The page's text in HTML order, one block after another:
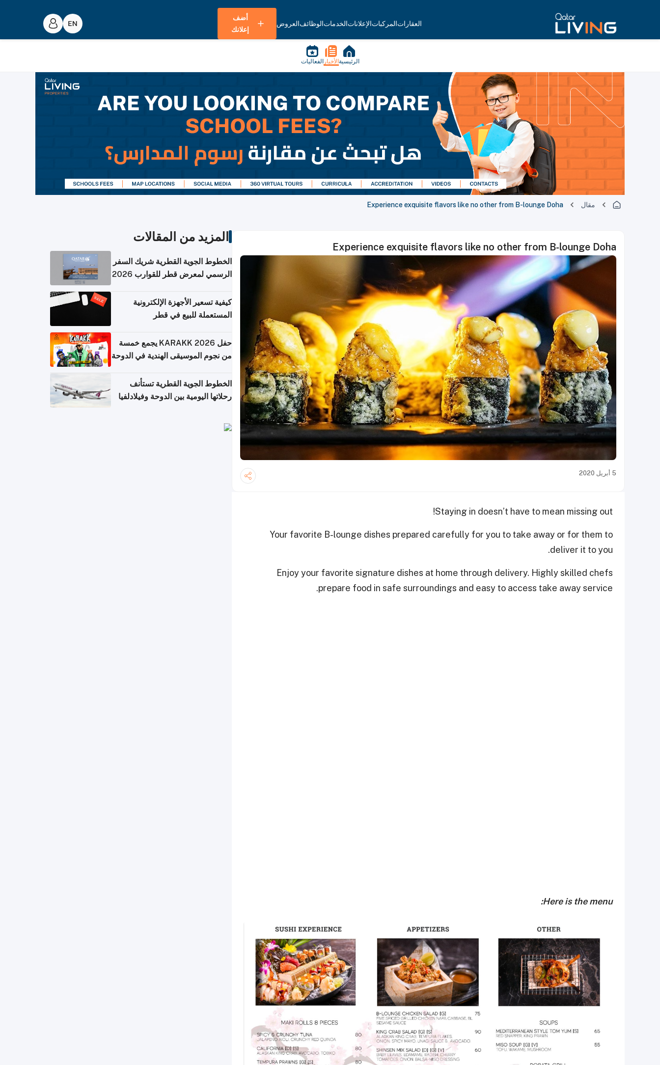
العقاراتالمركباتالإعلاناتالخدماتالوظائفالعروض
أضف
إعلانك
الرئيسية الأخبار الفعاليات
مقال Experience exquisite flavors like no other from B-lounge Doha
Experience exquisite flavors like no other from B-lounge Doha
5 أبريل 2020
Staying in doesn’t have to mean missing out!
Your favorite B-lounge dishes prepared carefully for you to take away or for them to
deliver it to you.
Enjoy your favorite signature dishes at home through delivery. Highly skilled chefs
prepare food in safe surroundings and easy to access take away service.
Here is the menu:
المزيد من المقالات
الخطوط الجوية القطرية شريك السفر
الرسمي لمعرض قطر للقوارب 2026
كيفية تسعير الأجهزة الإلكترونية
المستعملة للبيع في قطر
حفل KARAKK 2026 يجمع خمسة
من نجوم الموسيقى الهندية في الدوحة
الخطوط الجوية القطرية تستأنف
رحلاتها اليومية بين الدوحة وفيلادلفيا